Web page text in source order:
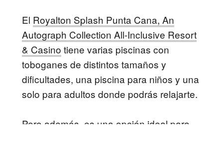
El Royalton Splash Punta Cana, An
Autograph Collection All-Inclusive Resort
& Casino tiene varias piscinas con
toboganes de distintos tamaños y
dificultades, una piscina para niños y una
solo para adultos donde podrás relajarte.
Pero además, es una opción ideal para